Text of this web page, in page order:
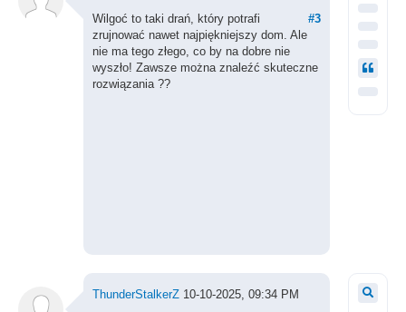
#3
Wilgoć to taki drań, który potrafi
zrujnować nawet najpiękniejszy dom. Ale
nie ma tego złego, co by na dobre nie
wyszło! Zawsze można znaleźć skuteczne
rozwiązania ??
ThunderStalkerZ10-10-2025, 09:34 PM